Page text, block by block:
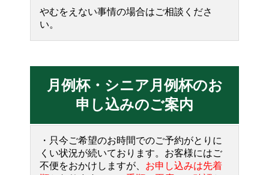
やむをえない事情の場合はご相談くださ
い。
月例杯・シニア月例杯のお
申し込みのご案内
・只今ご希望のお時間でのご予約がとりに
くい状況が続いております。お客様にはご
不便をおかけしますが、 お申し込みは先着